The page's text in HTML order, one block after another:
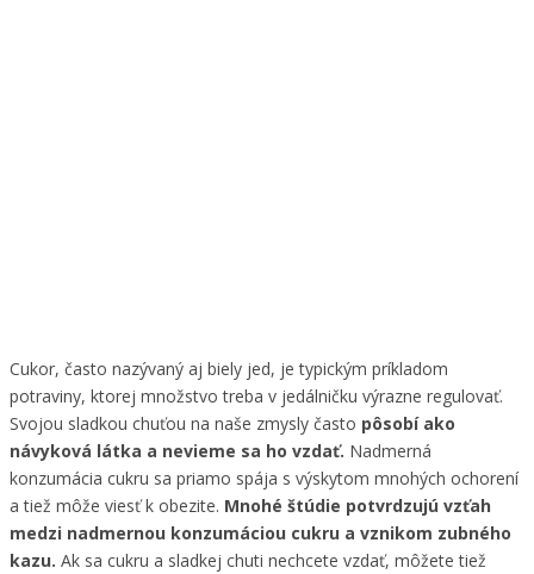
Cukor, často nazývaný aj biely jed, je typickým príkladom
potraviny, ktorej množstvo treba v jedálničku výrazne regulovať.
Svojou sladkou chuťou na naše zmysly často pôsobí ako
návyková látka a nevieme sa ho vzdať. Nadmerná
konzumácia cukru sa priamo spája s výskytom mnohých ochorení
a tiež môže viesť k obezite. Mnohé štúdie potvrdzujú vzťah
medzi nadmernou konzumáciou cukru a vznikom zubného
kazu. Ak sa cukru a sladkej chuti nechcete vzdať, môžete tiež